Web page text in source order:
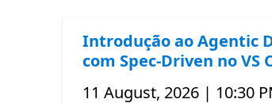
Introdução ao Agentic
com Spec-Driven no VS
11 August, 2026 | 10:30